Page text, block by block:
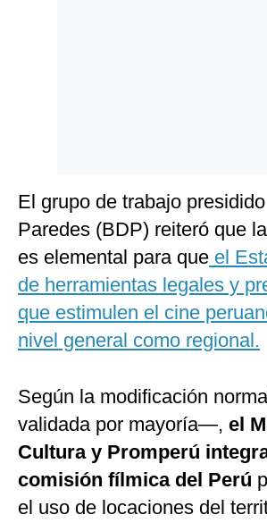
El grupo de trabajo
Paredes (BDP) reiteró que
es elemental para que el
de herramientas legales y
que estimulen el cine
nivel general como regional.
Según la modificación
validada por mayoría—, el
Cultura y Promperú
comisión fílmica del Perú
el uso de locaciones del